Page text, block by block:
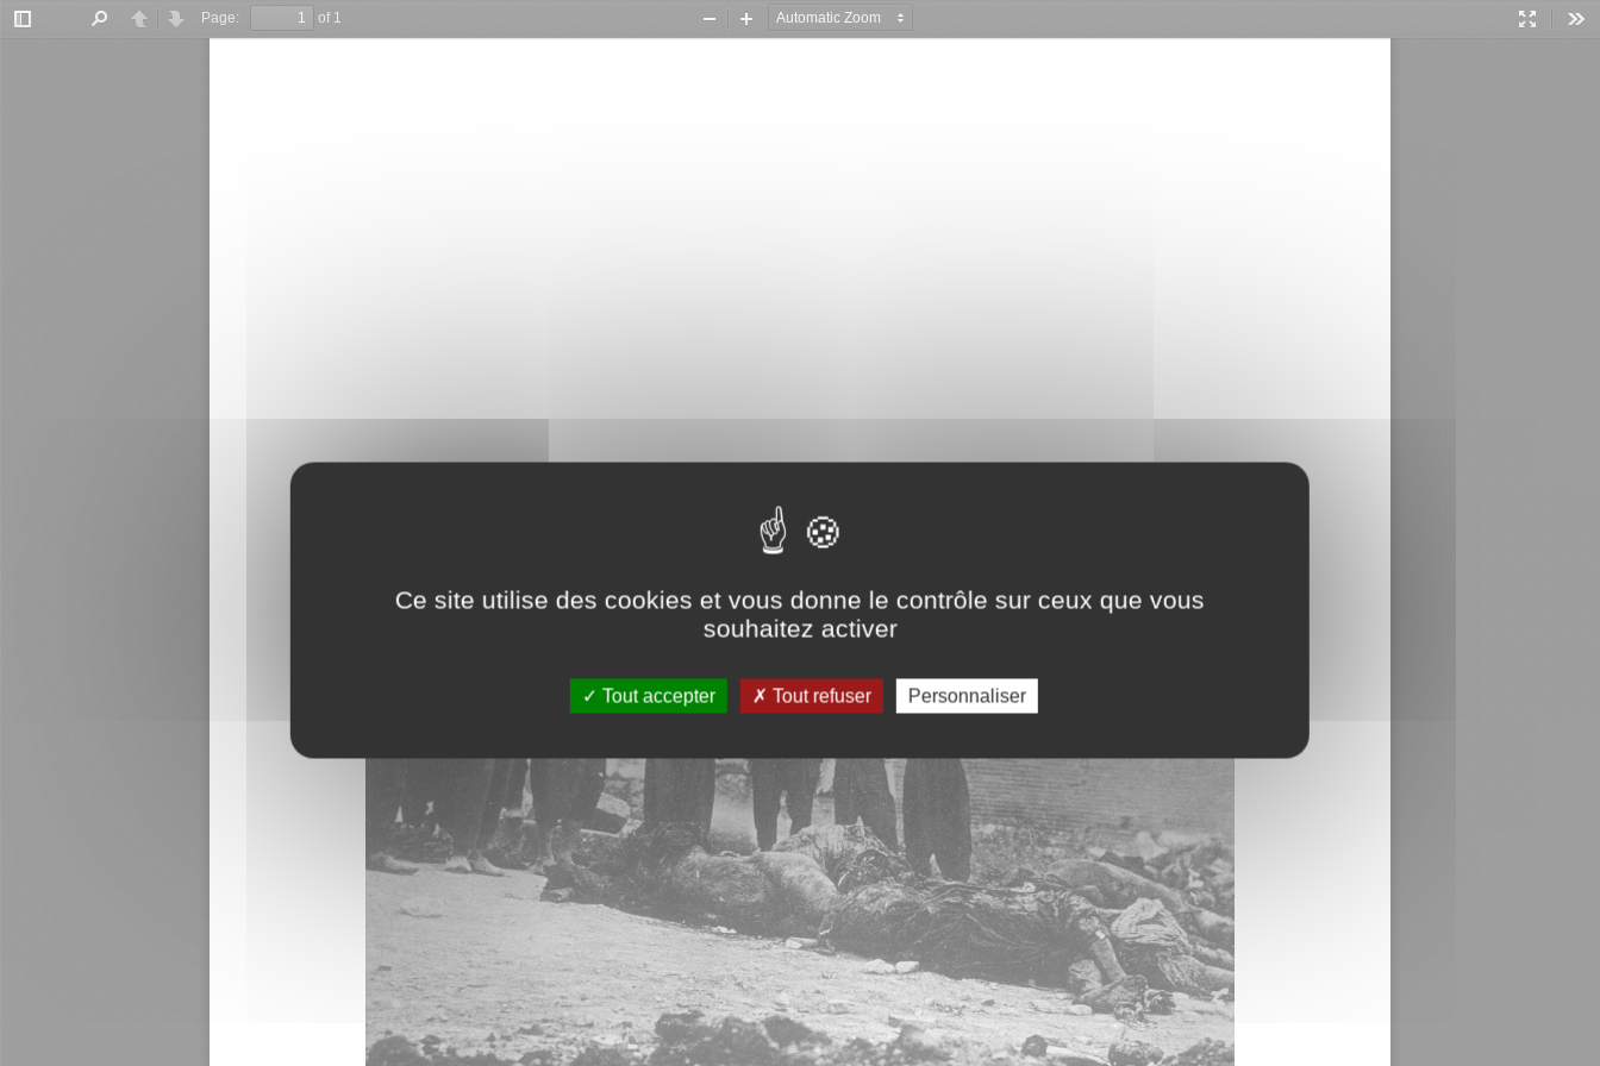
Panneau de gestion des cookies
Ce site utilise des cookies et vous donne le contrôle sur ceux que vous
souhaitez activer
Tout accepter Tout refuser Personnaliser